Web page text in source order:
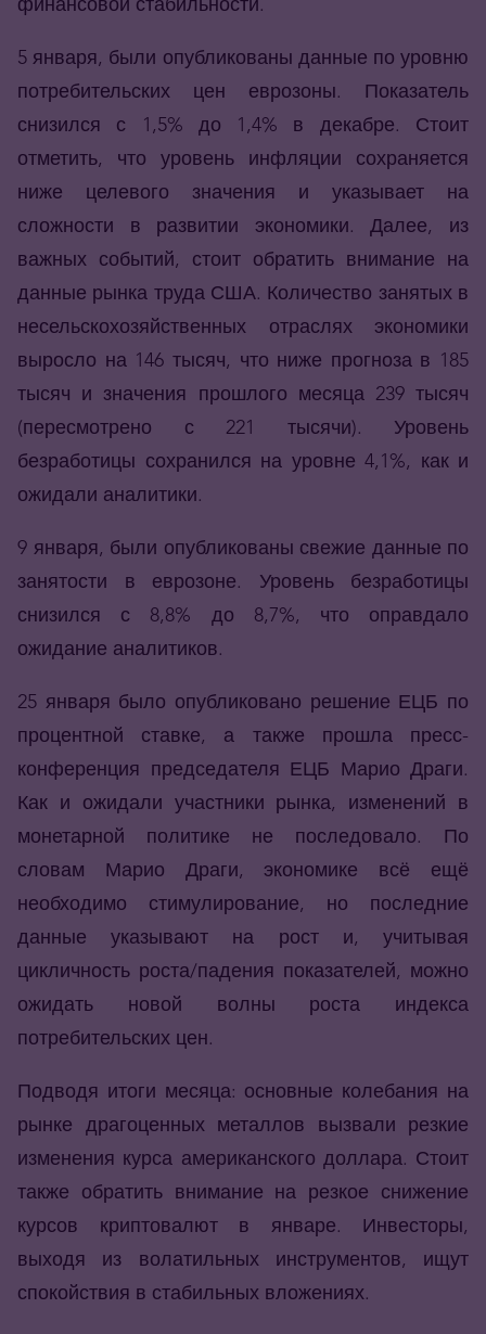
5 января, были опубликованы данные по уровню
потребительских цен еврозоны. Показатель
снизился с 1,5% до 1,4% в декабре. Стоит
отметить, что уровень инфляции сохраняется
ниже целевого значения и указывает на
сложности в развитии экономики. Далее, из
важных событий, стоит обратить внимание на
данные рынка труда США. Количество занятых в
несельскохозяйственных отраслях экономики
выросло на 146 тысяч, что ниже прогноза в 185
тысяч и значения прошлого месяца 239 тысяч
(пересмотрено с 221 тысячи). Уровень
безработицы сохранился на уровне 4,1%, как и
ожидали аналитики.
9 января, были опубликованы свежие данные по
занятости в еврозоне. Уровень безработицы
снизился с 8,8% до 8,7%, что оправдало
ожидание аналитиков.
25 января было опубликовано решение ЕЦБ по
процентной ставке, а также прошла пресс-
конференция председателя ЕЦБ Марио Драги.
Как и ожидали участники рынка, изменений в
монетарной политике не последовало. По
словам Марио Драги, экономике всё ещё
необходимо стимулирование, но последние
данные указывают на рост и, учитывая
цикличность роста/падения показателей, можно
ожидать новой волны роста индекса
потребительских цен.
Подводя итоги месяца: основные колебания на
рынке драгоценных металлов вызвали резкие
изменения курса американского доллара. Стоит
также обратить внимание на резкое снижение
курсов криптовалют в январе. Инвесторы,
выходя из волатильных инструментов, ищут
спокойствия в стабильных вложениях.